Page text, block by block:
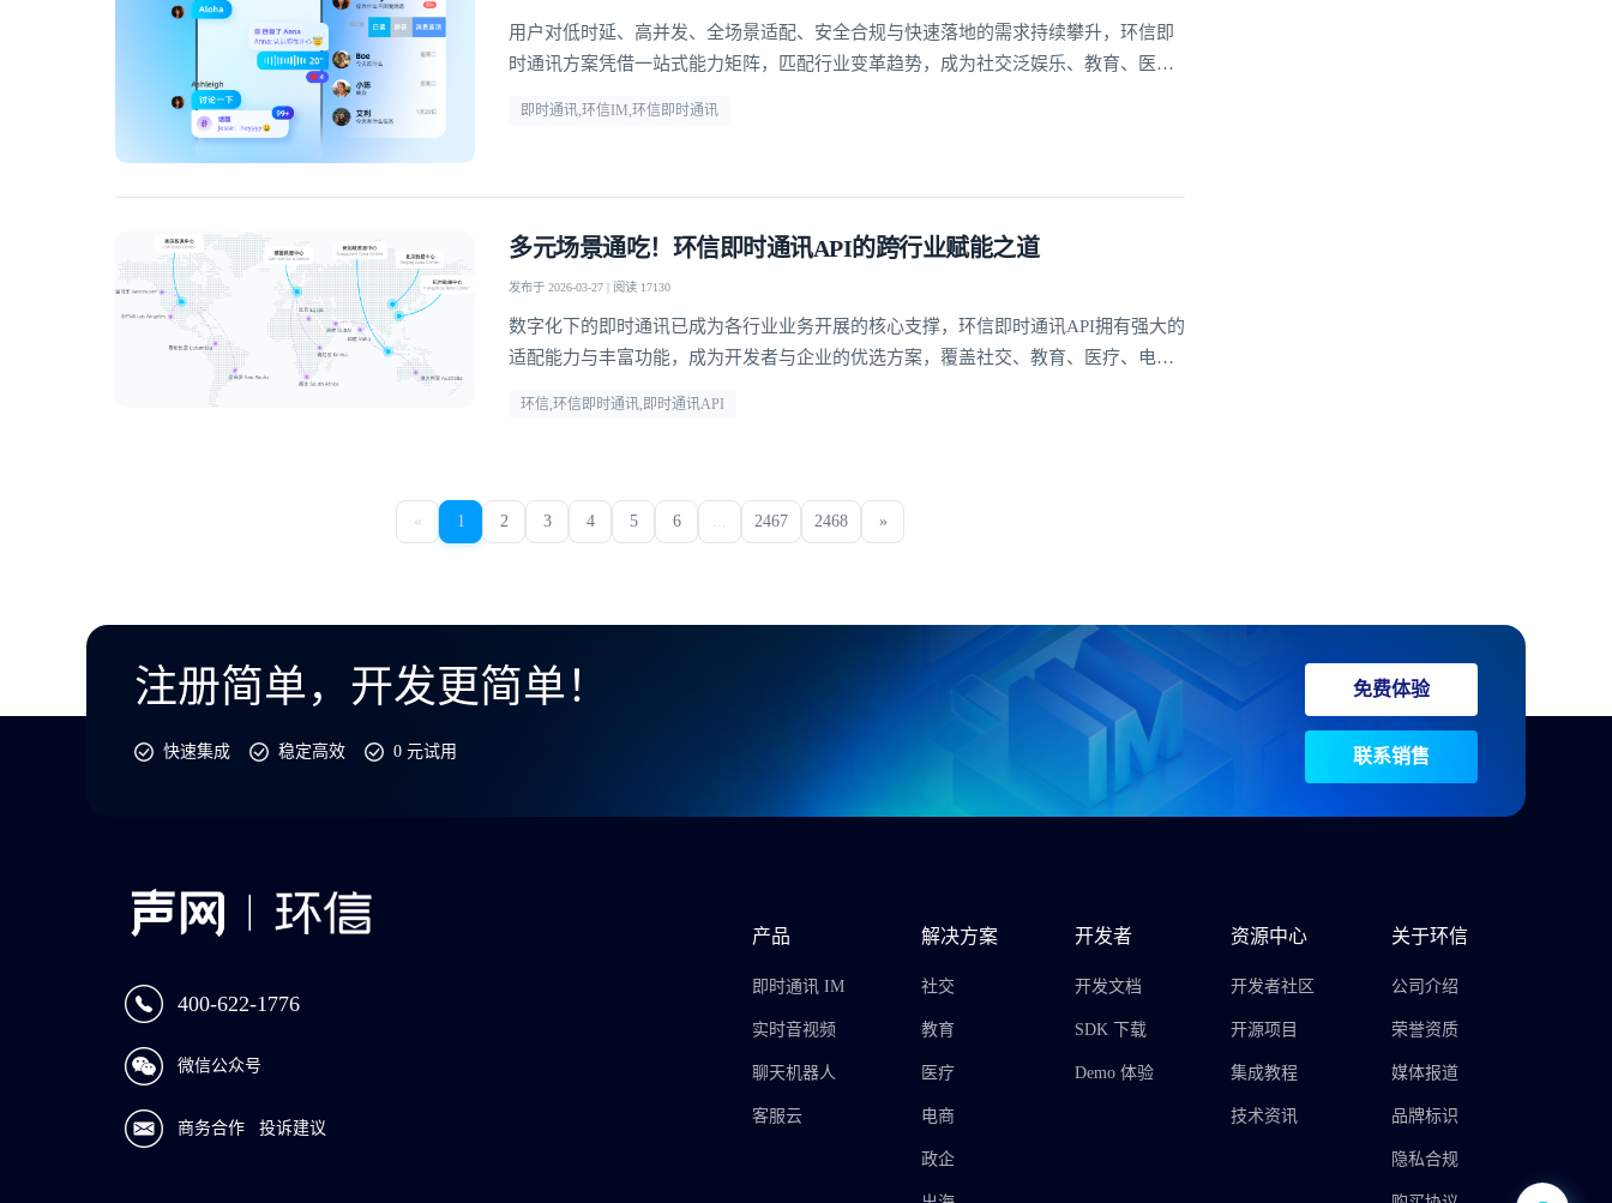
用户对低时延、高并发、全场景适配、安全合规与快速落地的需求持续攀升，环信即
时通讯方案凭借一站式能力矩阵，匹配行业变革趋势，成为社交泛娱乐、教育、医
即时通讯,环信IM,环信即时通讯
多元场景通吃！环信即时通讯API的跨行业赋能之道
发布于 2026-03-27 | 阅读 17130
数字化下的即时通讯已成为各行业业务开展的核心支撑，环信即时通讯API拥有强大的
适配能力与丰富功能，成为开发者与企业的优选方案，覆盖社交、教育、医疗、电商
环信,环信即时通讯,即时通讯API
« 1 2 3 4 5 6 2467 2468 »
注册简单，开发更简单！
快速集成 稳定高效 0 元试用
免费体验
联系销售
400-622-1776
微信公众号
商务合作 投诉建议
产品
即时通讯 IM
实时音视频
聊天机器人
客服云
解决方案
社交
教育
医疗
电商
政企
开发者
开发文档
SDK 下载
Demo 体验
资源中心
开发者社区
开源项目
集成教程
技术资讯
关于环信
公司介绍
荣誉资质
媒体报道
品牌标识
隐私合规